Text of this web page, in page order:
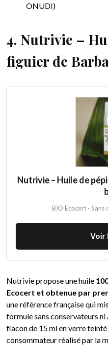
ONUDI)
4. Nutrivie –
figuier de
Nutrivie – Huile de
BIO Ecocert ·
Voir
Nutrivie propose une huile
Ecocert et obtenue par
une référence française qui
formule sans conservateurs
flacon de 15 ml en verre
consommateur réalisé par la